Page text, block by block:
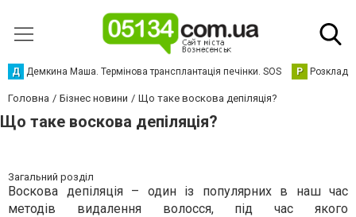
Д Демкина Маша. Термінова трансплантація печінки. SOS Р Розклад
Головна Бізнес новини Що таке воскова депіляція?
Що таке воскова депіляція?
Загальний розділ
Воскова депіляція – один із популярних в наш час
методів видалення волосся, під час якого